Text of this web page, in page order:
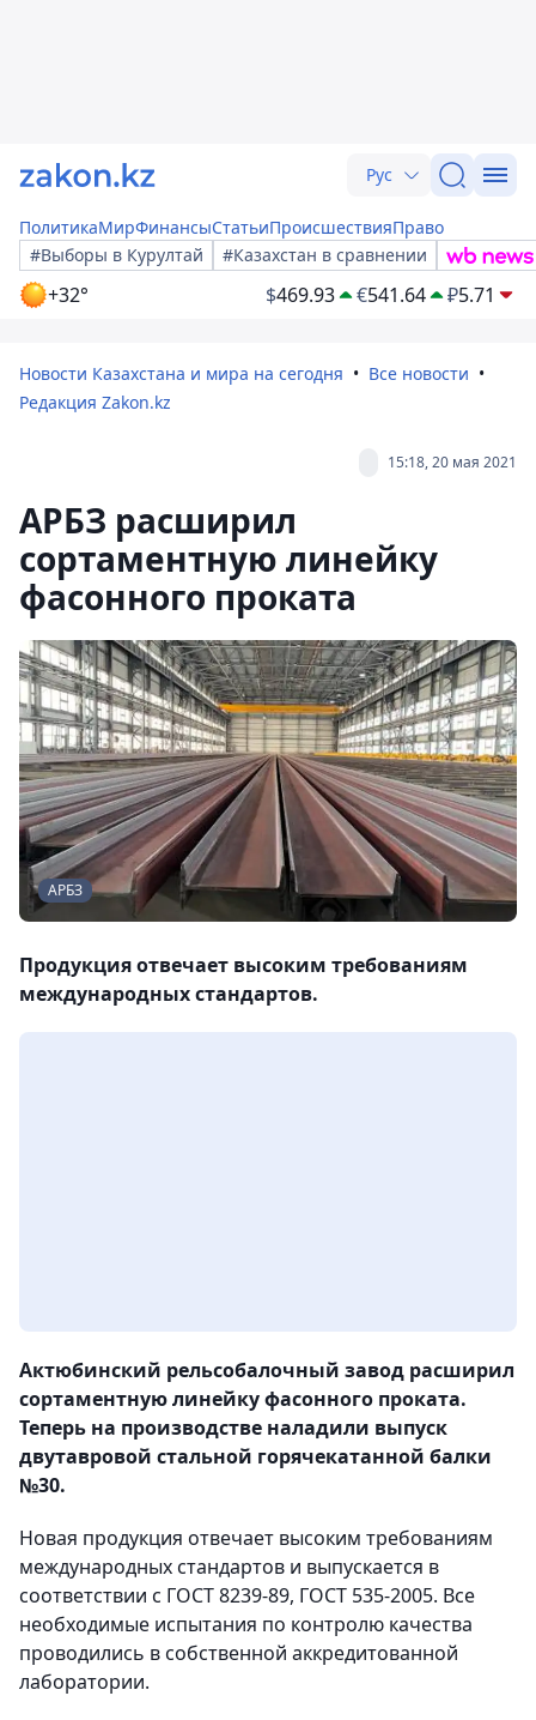
Рус
ПолитикаМирФинансыСтатьиПроисшествияПраво
#Выборы в Курултай
#Казахстан в сравнении
+32° $469.93 €541.64 ₽5.71
Новости Казахстана и мира на сегодня
Все новости
Редакция Zakon.kz
15:18, 20 мая 2021
АРБЗ расширил
сортаментную линейку
фасонного проката
АРБЗ
Продукция отвечает высоким требованиям
международных стандартов.
Актюбинский рельсобалочный завод расширил
сортаментную линейку фасонного проката.
Теперь на производстве наладили выпуск
двутавровой стальной горячекатанной балки
№30.
Новая продукция отвечает высоким требованиям
международных стандартов и выпускается в
соответствии с ГОСТ 8239-89, ГОСТ 535-2005. Все
необходимые испытания по контролю качества
проводились в собственной аккредитованной
лаборатории.